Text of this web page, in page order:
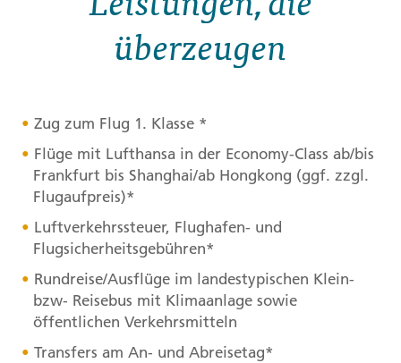
überzeugen
Zug zum Flug 1. Klasse *
Flüge mit Lufthansa in der Economy-Class ab/bis
Frankfurt bis Shanghai/ab Hongkong (ggf. zzgl.
Flugaufpreis)*
Luftverkehrssteuer, Flughafen- und
Flugsicherheitsgebühren*
Rundreise/Ausflüge im landestypischen Klein-
bzw- Reisebus mit Klimaanlage sowie
öffentlichen Verkehrsmitteln
Transfers am An- und Abreisetag*